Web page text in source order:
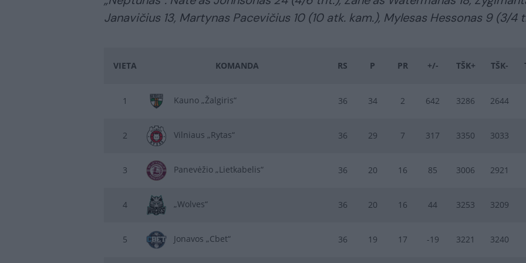
Janavičius 13, Martynas Pacevičius 10 (10 atk. kam.), Mylesas Hessonas 9 (3/4
VIETA KOMANDA RS P PR +/- TŠK+ TŠK-
1 Kauno „Žalgiris“ 36 34 2 642 3286 2644
2 Vilniaus „Rytas“ 36 29 7 317 3350 3033
3 Panevėžio „Lietkabelis“ 36 20 16 85 3006 2921
4 „Wolves“ 36 20 16 44 3253 3209
5 Jonavos „Cbet“ 36 19 17 -19 3221 3240